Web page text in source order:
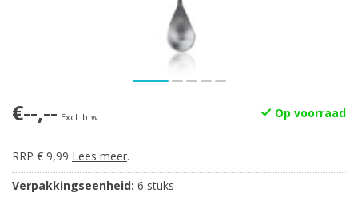
€--,-- Excl. btw Op voorraad
RRP € 9,99 Lees meer.
Verpakkingseenheid: 6 stuks